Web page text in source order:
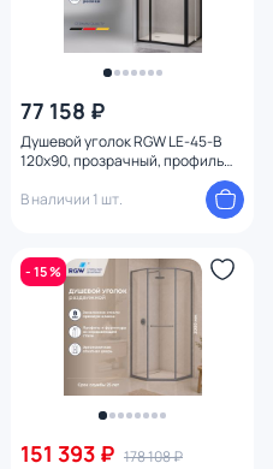
77 158 ₽
Душевой уголок RGW LE-45-B
120x90, прозрачный, профиль
В наличии 1 шт.
- 15 %
151 393 ₽ 178 108 ₽